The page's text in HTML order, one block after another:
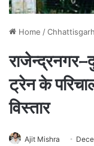
Home /Chhattisgarh
ट्रेन के
विस्तार
Ajit Mishra